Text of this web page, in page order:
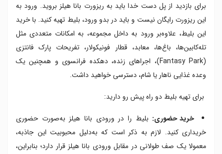
برای بازدید از پل دست خدا باید به ریزورت بانا هیلز بروید. ورود به
این ریزورت رایگان نیست و باید در بدو ورود، بلیط تهیه کنید. با خرید
این بلیط، علاوه‌بر ورود به داخل مجموعه، به امکانات متعددی مثل
تله‌کابین‌ها، باغ‌ها، معابد، قطار فونیکولار، تفریحات پارک فانتزی
(Fantasy Park)، اجراهای زنده، دهکده فرانسوی و همچنین یک
وعده غذایی ناهار یا شام، دسترسی خواهید داشت.
برای تهیه بلیط دو راه پیش رو دارید:
خرید حضوری: بلیط را در ورودی بانا هیلز به‌صورت حضوری
خریداری کنید. لازم به ذکر است که به‌دلیل محبوبیت این جاذبه،
معمولا یک صف طولانی‌ در مقابل ورودی بانا هیلز قرار دارد؛ بنابراین،